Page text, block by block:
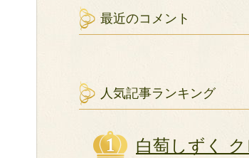
最近のコメント
人気記事ランキング
白萄しずく